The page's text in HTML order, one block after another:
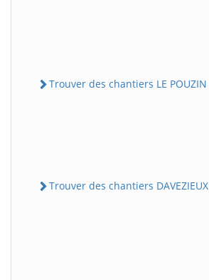
Trouver des chantiers LE POUZIN
Trouver des chantiers DAVEZIEUX